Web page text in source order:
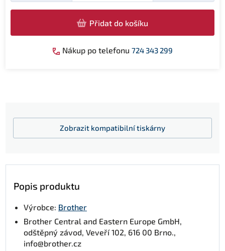
Přidat do košíku
Nákup po telefonu 724 343 299
Zobrazit kompatibilní tiskárny
Popis produktu
Výrobce: Brother
Brother Central and Eastern Europe GmbH,
odštěpný závod, Veveří 102, 616 00 Brno.,
info@brother.cz